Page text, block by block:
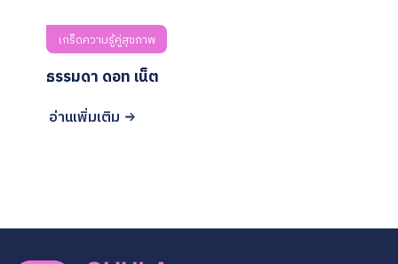
เกร็ดความรู้คู่สุขภาพ
ธรรมดา ดอท เน็ต
อ่านเพิ่มเติม